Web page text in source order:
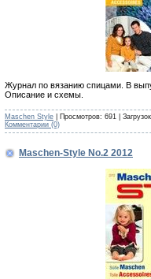
Журнал по вязанию спицами. В
Описание и схемы.
Maschen Style | Просмотров: 691 |
Комментарии (0)
Maschen-Style No.2 2012